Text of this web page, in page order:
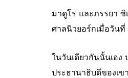
มาดูโร และภรรยา
ศาลนิวยอร์กเมื่อวัน
ในวันเดียวกันนั้นเอ
ประธานาธิบดีของเข